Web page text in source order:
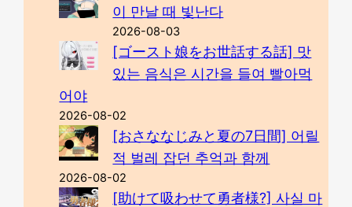
이 만날 때 빛난다
2026-08-03
[ゴースト娘をお世話する話] 맛
있는 음식은 시간을 들여 빨아먹
어야
2026-08-02
[おさななじみと夏の7日間] 어릴
적 벌레 잡던 추억과 함께
2026-08-02
[助けて吸わせて勇者様?] 사실 마